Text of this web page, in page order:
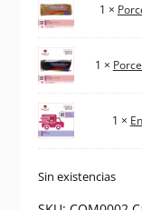
1 ×
1 ×
1 ×
Sin existencias